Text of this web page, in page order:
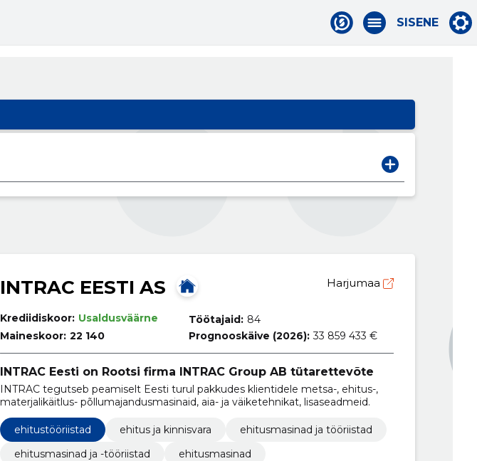
SISENE
INTRAC EESTI AS Harjumaa
Krediidiskoor: Usaldusväärne
Maineskoor: 22 140
Töötajaid: 84
Prognooskäive (2026): 33 859 433 €
INTRAC Eesti on Rootsi firma INTRAC Group AB tütarettevõte
INTRAC tegutseb peamiselt Eesti turul pakkudes klientidele metsa-, ehitus-,
materjalikäitlus- põllumajandusmasinaid, aia- ja väiketehnikat, lisaseadmeid.
ehitustööriistad ehitus ja kinnisvara
ehitusmasinad ja tööriistad
ehitusmasinad ja -tööriistad
ehitusmasinad